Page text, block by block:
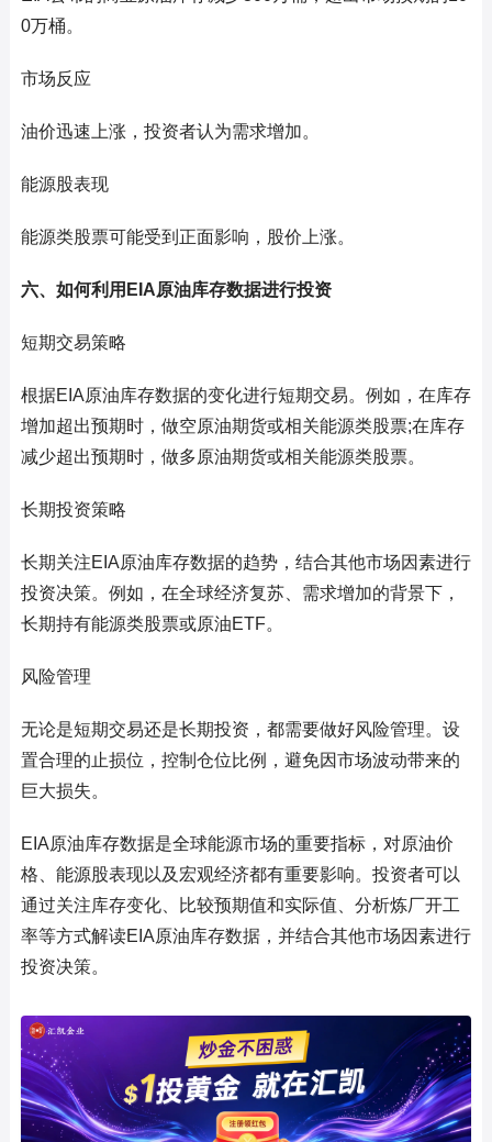
0万桶。
市场反应
油价迅速上涨，投资者认为需求增加。
能源股表现
能源类股票可能受到正面影响，股价上涨。
六、如何利用EIA原油库存数据进行投资
短期交易策略
根据EIA原油库存数据的变化进行短期交易。例如，在库存
增加超出预期时，做空原油期货或相关能源类股票;在库存
减少超出预期时，做多原油期货或相关能源类股票。
长期投资策略
长期关注EIA原油库存数据的趋势，结合其他市场因素进行
投资决策。例如，在全球经济复苏、需求增加的背景下，
长期持有能源类股票或原油ETF。
风险管理
无论是短期交易还是长期投资，都需要做好风险管理。设
置合理的止损位，控制仓位比例，避免因市场波动带来的
巨大损失。
EIA原油库存数据是全球能源市场的重要指标，对原油价
格、能源股表现以及宏观经济都有重要影响。投资者可以
通过关注库存变化、比较预期值和实际值、分析炼厂开工
率等方式解读EIA原油库存数据，并结合其他市场因素进行
投资决策。